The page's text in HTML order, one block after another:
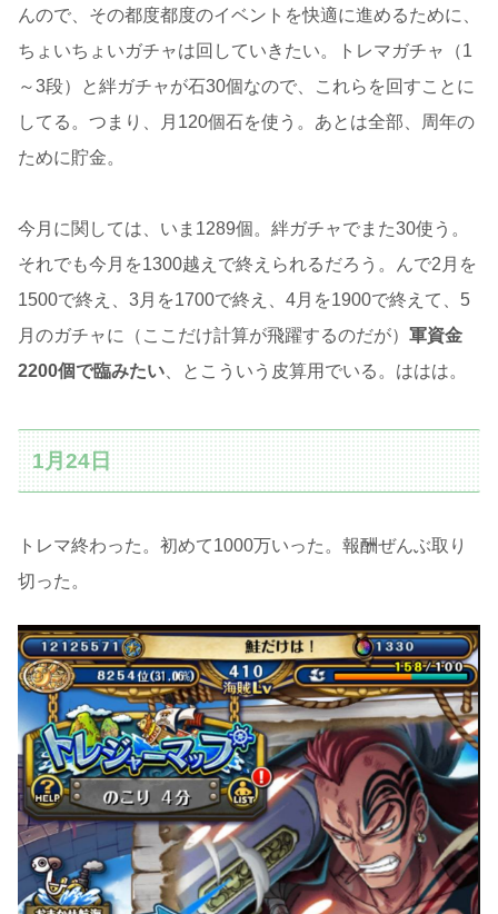
んので、その都度都度のイベントを快適に進めるために、
ちょいちょいガチャは回していきたい。トレマガチャ（1
～3段）と絆ガチャが石30個なので、これらを回すことに
してる。つまり、月120個石を使う。あとは全部、周年の
ために貯金。
今月に関しては、いま1289個。絆ガチャでまた30使う。
それでも今月を1300越えで終えられるだろう。んで2月を
1500で終え、3月を1700で終え、4月を1900で終えて、5
月のガチャに（ここだけ計算が飛躍するのだが） 軍資金
2200個で臨みたい 、とこういう皮算用でいる。ははは。
1月24日
トレマ終わった。初めて1000万いった。報酬ぜんぶ取り
切った。